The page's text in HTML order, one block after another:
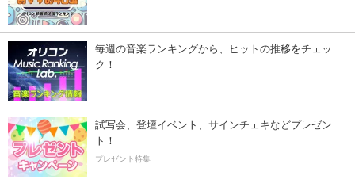
毎週の音楽ランキングから、ヒットの推移をチェッ
ク！
試写会、登壇イベント、サインチェキなどプレゼン
ト！
プレゼント特集